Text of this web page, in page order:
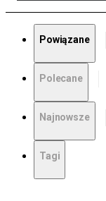
Powiązane
Polecane
Najnowsze
Tagi